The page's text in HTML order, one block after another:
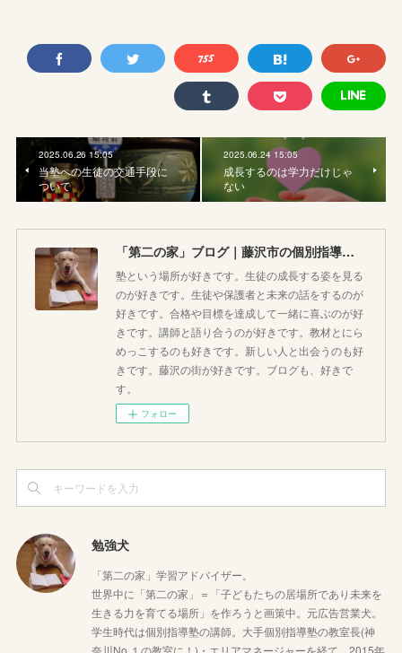
2025.06.26 15:05
当塾への生徒の交通手段に
ついて
2025.06.24 15:05
成長するのは学力だけじゃ
ない
「第二の家」ブログ｜藤沢市の個別指導塾のお話
塾という場所が好きです。生徒の成長する姿を見る
のが好きです。生徒や保護者と未来の話をするのが
好きです。合格や目標を達成して一緒に喜ぶのが好
きです。講師と語り合うのが好きです。教材とにら
めっこするのも好きです。新しい人と出会うのも好
きです。藤沢の街が好きです。ブログも、好きで
す。
フォロー
勉強犬
「第二の家」学習アドバイザー。
世界中に「第二の家」＝「子どもたちの居場所であり未来を
生きる力を育てる場所」を作ろうと画策中。元広告営業犬。
学生時代は個別指導塾の講師。大手個別指導塾の教室長(神